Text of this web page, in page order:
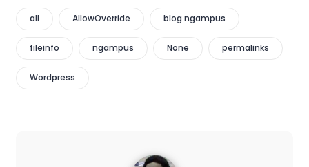
all AllowOverride blog ngampus
fileinfo ngampus None permalinks
Wordpress